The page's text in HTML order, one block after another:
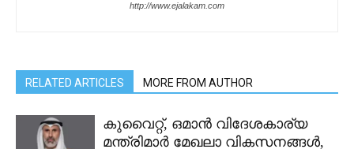
http://www.ejalakam.com
RELATED ARTICLES MORE FROM AUTHOR
കുവൈറ്റ്, ഒമാൻ വിദേശകാര്യ
മന്ത്രിമാർ മേഖലാ വികസനങ്ങൾ,